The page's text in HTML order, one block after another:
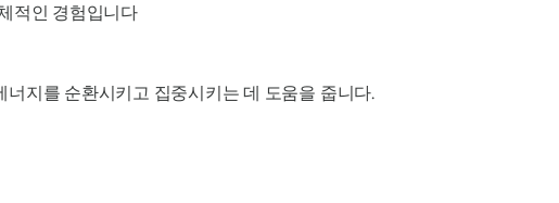
적인 경험입니다
지를 순환시키고 집중시키는 데 도움을 줍니다.